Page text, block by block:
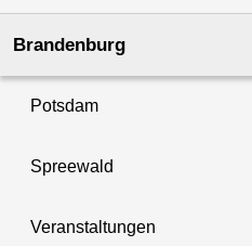
Brandenburg
Potsdam
Spreewald
Veranstaltungen